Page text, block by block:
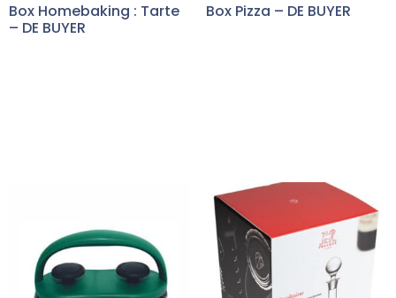
Box Homebaking : Tarte
– DE BUYER
Box Pizza – DE BUYER